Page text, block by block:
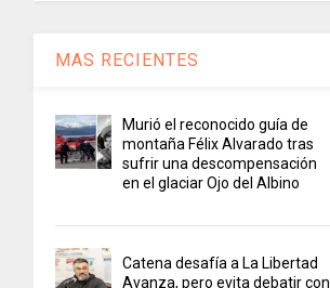
MAS RECIENTES
Murió el reconocido guía de
montaña Félix Alvarado tras
sufrir una descompensación
en el glaciar Ojo del Albino
Catena desafía a La Libertad
Avanza, pero evita debatir con